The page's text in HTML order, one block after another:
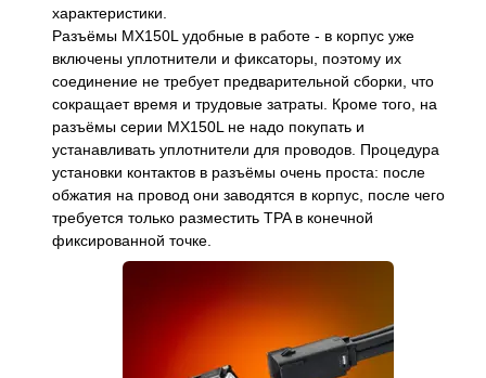
характеристики.
Разъёмы MX150L удобные в работе - в корпус уже
включены уплотнители и фиксаторы, поэтому их
соединение не требует предварительной сборки, что
сокращает время и трудовые затраты. Кроме того, на
разъёмы серии MX150L не надо покупать и
устанавливать уплотнители для проводов. Процедура
установки контактов в разъёмы очень проста: после
обжатия на провод они заводятся в корпус, после чего
требуется только разместить TPA в конечной
фиксированной точке.